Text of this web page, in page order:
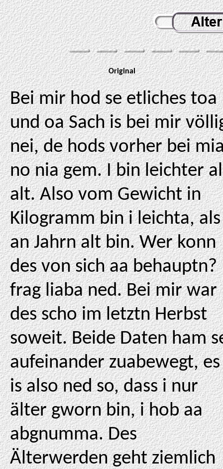
Original
Bei mir hod se etliches toa
und oa Sach is bei mir
nei, de hods vorher bei
no nia gem. I bin leichter
alt. Also vom Gewicht in
Kilogramm bin i leichta,
an Jahrn alt bin. Wer konn
des von sich aa behauptn?
frag liaba ned. Bei mir war
des scho im letztn Herbst
soweit. Beide Daten ham
aufeinander zuabewegt, es
is also ned so, dass i nur
älter gworn bin, i hob aa
abgnumma. Des
Älterwerden geht ziemlich